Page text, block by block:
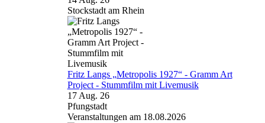
Stockstadt am Rhein
Fritz Langs „Metropolis 1927“ - Gramm Art
Project - Stummfilm mit Livemusik
17 Aug. 26
Pfungstadt
Veranstaltungen am 18.08.2026